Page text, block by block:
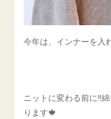
今年は、インナーを入
ニットに変わる前に‼️
ります🍁